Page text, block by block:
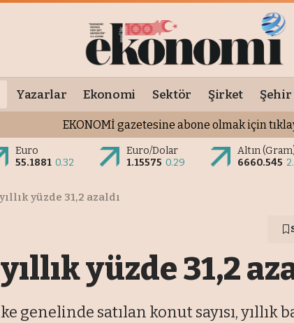
Yazarlar Ekonomi Sektör Şirket Şehir
EKONOMİ gazetesine abone olmak için
Euro
55.1881 0.32
Euro/Dolar
1.15575 0.29
Altın
6660.545
yüzde 31,2 azaldı
yüzde 31,2
satılan konut sayısı, yıllık